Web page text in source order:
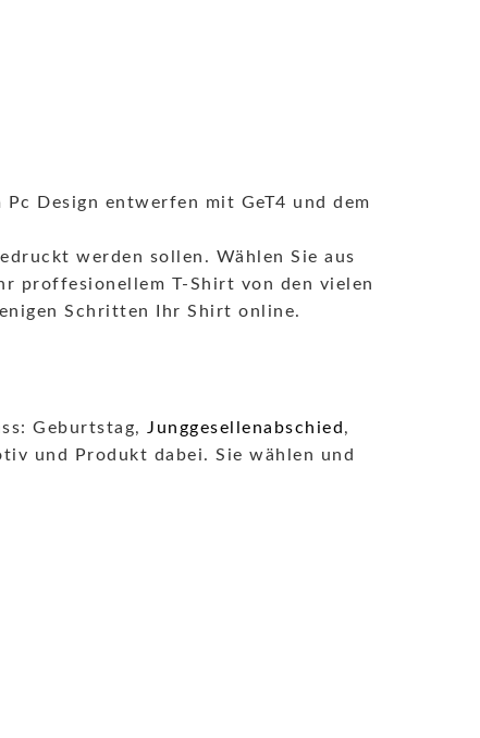
Design entwerfen mit GeT4 und dem
werden sollen. Wählen Sie aus
proffesionellem T-Shirt von den vielen
Schritten Ihr Shirt online.
Geburtstag, Junggesellenabschied ,
und Produkt dabei. Sie wählen und